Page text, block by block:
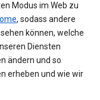
Modus im Web zu
, sodass andere
können, welche
Diensten
ändern und so
erheben und wie wir